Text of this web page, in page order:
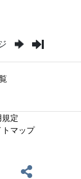
定
トマップ